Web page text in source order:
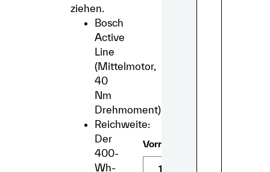
ziehen.
Bosch
Active
Line
(Mittelmotor,
40
Nm
Drehmoment)
Reichweite:
Der
400-
Wh-
Vorrätig